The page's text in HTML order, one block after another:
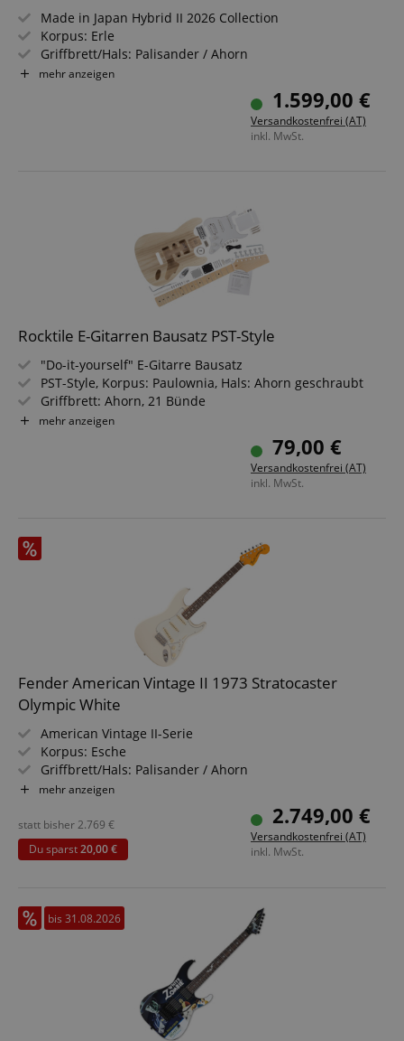
Made in Japan Hybrid II 2026 Collection
Korpus: Erle
Griffbrett/Hals: Palisander / Ahorn
Tonabnehmer: 1x Hybrid II Custom Voiced Humbucker
und 2x Hybrid II Custom Voiced Single Coil Stratocaster
Farbe & Finish: Satin Shell Pink, Satin
mehr anzeigen
1.599,00 €
Versandkostenfrei (AT)
inkl. MwSt.
Rocktile E-Gitarren Bausatz PST-Style
"Do-it-yourself" E-Gitarre Bausatz
PST-Style, Korpus: Paulownia, Hals: Ahorn geschraubt
Griffbrett: Ahorn, 21 Bünde
Tonabnehmer: 2x Single Coil, 1x Humbucker
Ein gewisses Maß an handwerklichem Geschick und
elektrotechnischem Grundwissen wird vorausgesetzt
mehr anzeigen
79,00 €
Versandkostenfrei (AT)
inkl. MwSt.
Fender American Vintage II 1973 Stratocaster
Olympic White
American Vintage II-Serie
Korpus: Esche
Griffbrett/Hals: Palisander / Ahorn
Tonabnehmer: 3x Pure Vintage '73 Single-Coil Strat (SSS)
Farbe & Finish: Olympic White, Gloss Nitrocellulose
Inklusive Vintage-Style Black Koffer mit orangefarbenem
Innenfutter
mehr anzeigen
2.749,00 €
Versandkostenfrei (AT)
inkl. MwSt.
statt bisher2.769 €
Du sparst20,00 €
bis 31.08.2026